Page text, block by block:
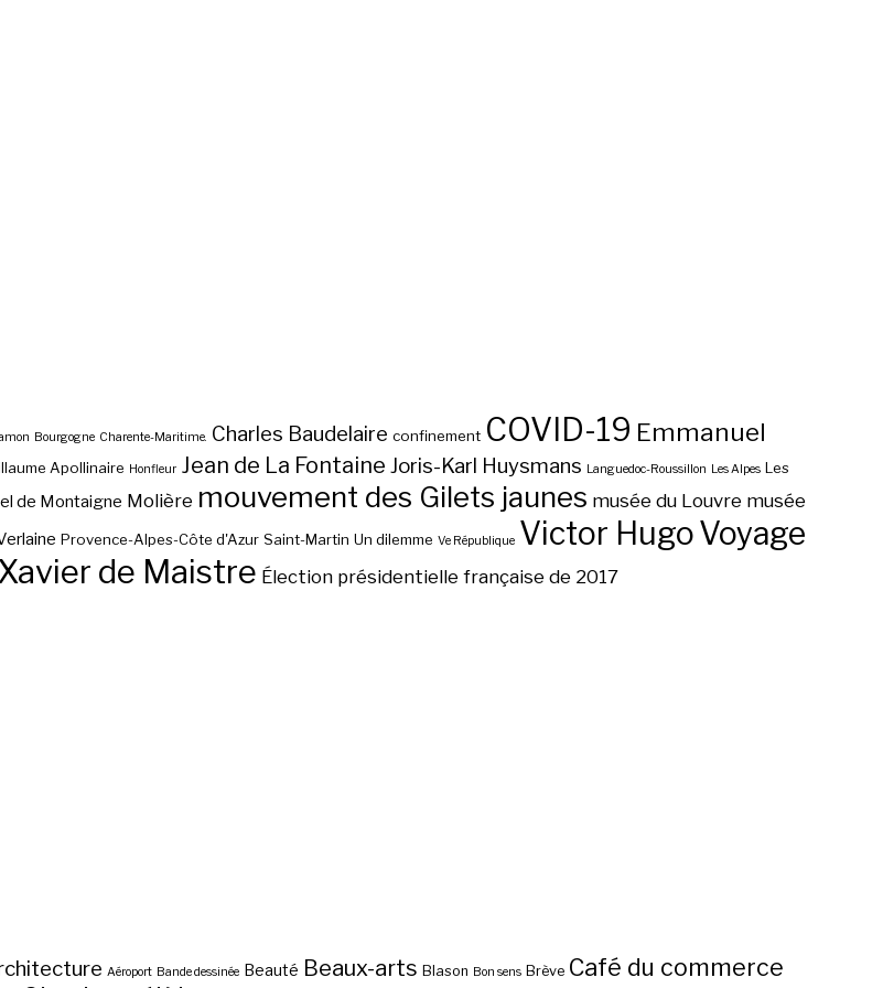
Bourgogne Charente-Maritime. Charles Baudelaire confinement COVID-19 Emmanuel
Apollinaire Honfleur Jean de La Fontaine Joris-Karl Huysmans Languedoc-Roussillon Les Alpes Les
de Montaigne Molière mouvement des Gilets jaunes musée du Louvre musée
Provence-Alpes-Côte d'Azur Saint-Martin Un dilemme Ve République Victor HugoVoyage
de Maistre Élection présidentielle française de 2017
Aéroport Bande dessinée Beauté Beaux-arts Blason Bon sens Brève Café du commerce